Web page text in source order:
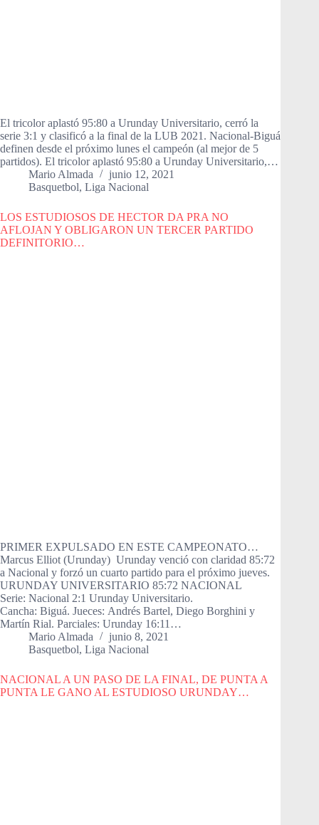
El tricolor aplastó 95:80 a Urunday Universitario, cerró la
serie 3:1 y clasificó a la final de la LUB 2021. Nacional-Biguá
definen desde el próximo lunes el campeón (al mejor de 5
partidos). El tricolor aplastó 95:80 a Urunday Universitario,…
Mario Almada
junio 12, 2021
Basquetbol, Liga Nacional
LOS ESTUDIOSOS DE HECTOR DA PRA NO
AFLOJAN Y OBLIGARON UN TERCER PARTIDO
DEFINITORIO…
PRIMER EXPULSADO EN ESTE CAMPEONATO…
Marcus Elliot (Urunday) Urunday venció con claridad 85:72
a Nacional y forzó un cuarto partido para el próximo jueves.
URUNDAY UNIVERSITARIO 85:72 NACIONAL
Serie: Nacional 2:1 Urunday Universitario.
Cancha: Biguá. Jueces: Andrés Bartel, Diego Borghini y
Martín Rial. Parciales: Urunday 16:11…
Mario Almada
junio 8, 2021
Basquetbol, Liga Nacional
NACIONAL A UN PASO DE LA FINAL, DE PUNTA A
PUNTA LE GANO AL ESTUDIOSO URUNDAY…